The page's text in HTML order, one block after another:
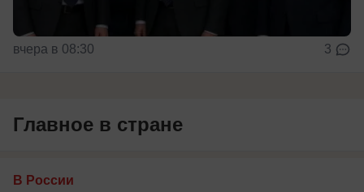
вчера в 08:30 3
Главное в стране
В России